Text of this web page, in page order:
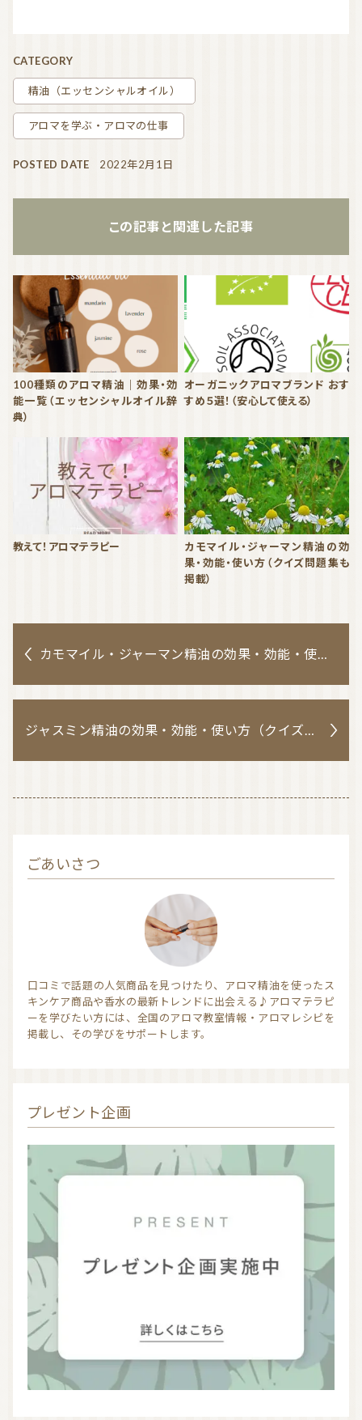
CATEGORY
精油（エッセンシャルオイル）
アロマを学ぶ・アロマの仕事
POSTED DATE 2022年2月1日
この記事と関連した記事
100種類のアロマ精油｜効果・効
能一覧（エッセンシャルオイル辞
典）
オーガニックアロマブランド おす
すめ５選！（安心して使える）
教えて！アロマテラピー
カモマイル・ジャーマン精油の効
果・効能・使い方（クイズ問題集も
掲載）
カモマイル・ジャーマン精油の効果・効能・使い方（クイズ問題集も掲載）
ジャスミン精油の効果・効能・使い方（クイズ問題集も掲載）
ごあいさつ
口コミで話題の人気商品を見つけたり、アロマ精油を使ったス
キンケア商品や香水の最新トレンドに出会える♪アロマテラピ
ーを学びたい方には、全国のアロマ教室情報・アロマレシピを
掲載し、その学びをサポートします。
プレゼント企画